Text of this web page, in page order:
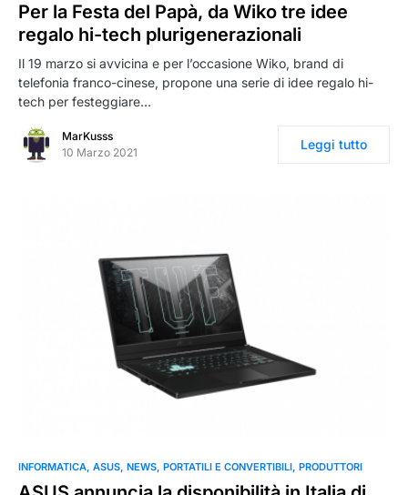
Per la Festa del Papà, da Wiko tre idee
regalo hi-tech plurigenerazionali
Il 19 marzo si avvicina e per l’occasione Wiko, brand di
telefonia franco-cinese, propone una serie di idee regalo hi-
tech per festeggiare…
MarKusss
10 Marzo 2021
Leggi tutto
INFORMATICA ASUS NEWS PORTATILI E CONVERTIBILI PRODUTTORI